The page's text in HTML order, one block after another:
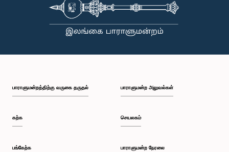
பாராளுமன்றத்திற்கு வருகை தருதல்
கற்க
பங்கேற்க
பாராளுமன்ற அலுவல்கள்
செயலகம்
பாராளுமன்ற நேரலை